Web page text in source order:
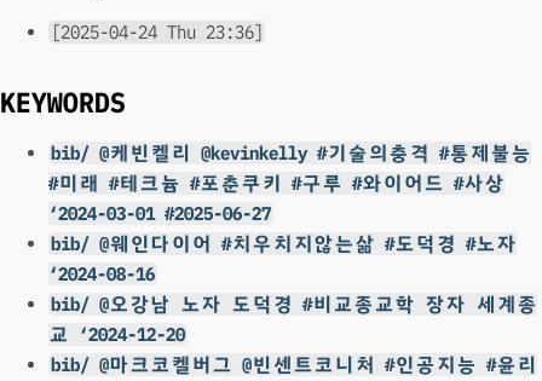
[2025-04-24 Thu 23:36]
KEYWORDS
bib/ @케빈켈리 @kevinkelly #기술의충격 #통제불능
#미래 #테크늄 #포춘쿠키 #구루 #와이어드 #사상
‘2024-03-01 #2025-06-27
bib/ @웨인다이어 #치우치지않는삶 #도덕경 #노자
‘2024-08-16
bib/ @오강남 노자 도덕경 #비교종교학 장자 세계종
교 ‘2024-12-20
bib/ @마크코켈버그 @빈센트코니처 #인공지능 #윤리